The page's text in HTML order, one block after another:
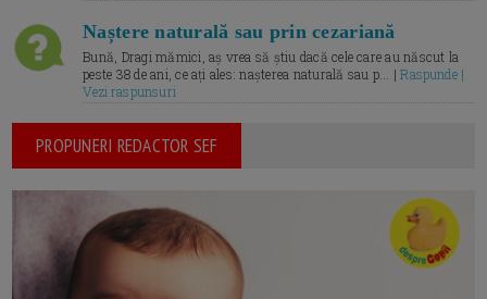
Naștere naturală sau prin cezariană
Bună, Dragi mămici, aș vrea să știu dacă cele care au născut la
peste 38 de ani, ce ați ales: nașterea naturală sau p... |Raspunde |
Vezi raspunsuri
PROPUNERI REDACTOR SEF